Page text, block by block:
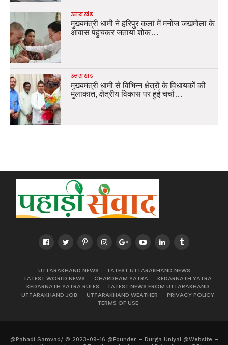
उत्तराखंड
मुख्यमंत्री धामी ने हरिपुर कलां में मनोज जखमोला के
आवास पहुंचकर जताया शोक…
उत्तराखंड
मुख्यमंत्री धामी से विभिन्न क्षेत्रों के विधायकों की
मुलाकात, क्षेत्रीय विकास पर हुई चर्चा…
UTTARAKHAND NEWS
LATEST UTTARAKHAND NEWS
LATEST WORLD NEWS
CHARDHAM YATRA
KEDARNATH YATRA
KEDARNATH YATRA RULES
LATEST NEWS FROM UTTARAKHAND
UTTARAKHAND JOB
UTTARAKHAND WEATHER
PRIVACY POLICY
TERMS OF USE
@Pahadi Samvad/ © 2023-09-16 @Founder – Durga Uniyal @Website –